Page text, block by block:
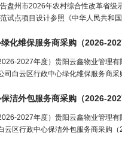
盘州市2026年农村综合性改革省
点项目设计参照《中华人民共和国
化维保服务商采购（2026-
2027年度）贵阳云鑫物业管理
白云区行政中心绿化维保服务商采
洁外包服务商采购（2026-
2027年度）贵阳云鑫物业管理
区行政中心保洁外包服务商采购（